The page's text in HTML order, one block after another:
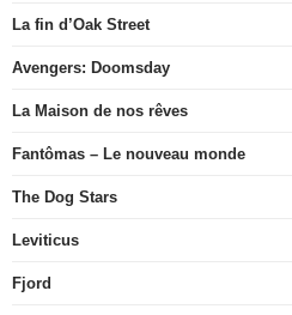
La fin d’Oak Street
Avengers: Doomsday
La Maison de nos rêves
Fantômas – Le nouveau monde
The Dog Stars
Leviticus
Fjord